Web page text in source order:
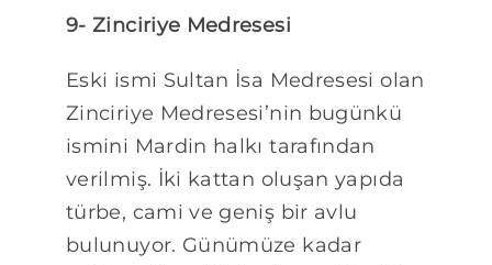
9- Zinciriye Medresesi
Eski ismi Sultan İsa Medresesi olan
Zinciriye Medresesi’nin bugünkü
ismini Mardin halkı tarafından
verilmiş. İki kattan oluşan yapıda
türbe, cami ve geniş bir avlu
bulunuyor. Günümüze kadar